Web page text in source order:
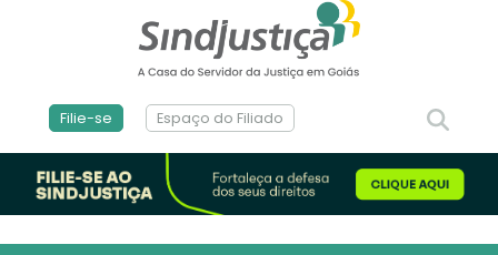
Filie-se Espaço do Filiado